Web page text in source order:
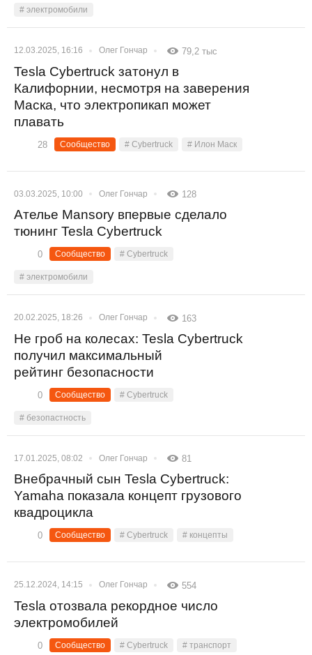
# электромобили
12.03.2025, 16:16 Олег Гончар 79,2 тыс
Tesla Cybertruck затонул в
Калифорнии, несмотря на заверения
Маска, что электропикап может
плавать
28 Сообщество # Cybertruck # Илон Маск
03.03.2025, 10:00 Олег Гончар 128
Ателье Mansory впервые сделало
тюнинг Tesla Cybertruck
0 Сообщество # Cybertruck
# электромобили
20.02.2025, 18:26 Олег Гончар 163
Не гроб на колесах: Tesla Cybertruck
получил максимальный
рейтинг безопасности
0 Сообщество # Cybertruck
# безопастность
17.01.2025, 08:02 Олег Гончар 81
Внебрачный сын Tesla Cybertruck:
Yamaha показала концепт грузового
квадроцикла
0 Сообщество # Cybertruck # концепты
25.12.2024, 14:15 Олег Гончар 554
Tesla отозвала рекордное число
электромобилей
0 Сообщество # Cybertruck # транспорт